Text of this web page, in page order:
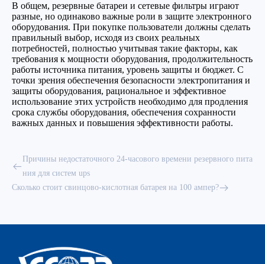
В общем, резервные батареи и сетевые фильтры играют
разные, но одинаково важные роли в защите электронного
оборудования. При покупке пользователи должны сделать
правильный выбор, исходя из своих реальных
потребностей, полностью учитывая такие факторы, как
требования к мощности оборудования, продолжительность
работы источника питания, уровень защиты и бюджет. С
точки зрения обеспечения безопасности электропитания и
защиты оборудования, рациональное и эффективное
использование этих устройств необходимо для продления
срока службы оборудования, обеспечения сохранности
важных данных и повышения эффективности работы.
Причины недостаточного 24-часового времени резервного пита
ния для систем ups
Сколько стоит свинцово-кислотная батарея на 100 ампер?